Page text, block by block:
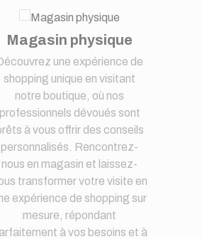
Magasin physique
une expérience de
shopping unique en visitant
notre boutique, où nos
professionnels dévoués sont
à vous offrir des conseils
personnalisés. Rencontrez-
nous en magasin et laissez-
transformer votre visite en
expérience de shopping sur
mesure, répondant
à vos besoins et à